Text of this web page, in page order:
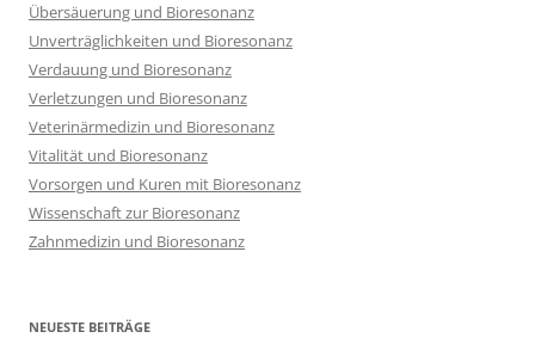
Übersäuerung und Bioresonanz
Unverträglichkeiten und Bioresonanz
Verdauung und Bioresonanz
Verletzungen und Bioresonanz
Veterinärmedizin und Bioresonanz
Vitalität und Bioresonanz
Vorsorgen und Kuren mit Bioresonanz
Wissenschaft zur Bioresonanz
Zahnmedizin und Bioresonanz
NEUESTE BEITRÄGE